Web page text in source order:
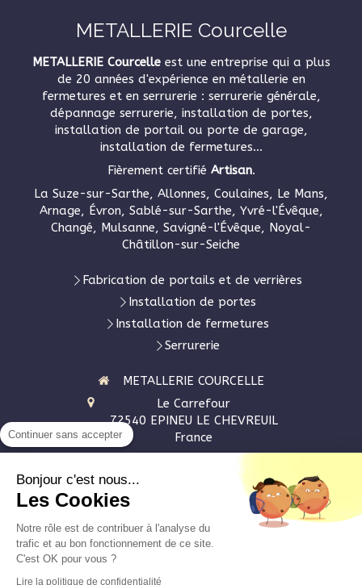
METALLERIE Courcelle
METALLERIE Courcelleest une entreprise qui a plus
de 20 années d'expérience en métallerie en
fermetures et en serrurerie : serrurerie générale,
dépannage serrurerie, installation de portes,
installation de portail ou porte de garage,
installation de fermetures...
Fièrement certifié Artisan.
La Suze-sur-Sarthe, Allonnes, Coulaines, Le Mans,
Arnage, Évron, Sablé-sur-Sarthe, Yvré-l'Évêque,
Changé, Mulsanne, Savigné-l'Évêque, Noyal-
Châtillon-sur-Seiche
Fabrication de portails et de verrières
Installation de portes
Installation de fermetures
Serrurerie
METALLERIE COURCELLE
Le Carrefour
72540 EPINEU LE CHEVREUIL
France
Afficher le téléphone
Plan du site
Continuer sans accepter
Bonjour c'est nous...
Les Cookies
Notre rôle est de contribuer à l'analyse du
trafic et au bon fonctionnement de ce site.
C'est OK pour vous ?
Lire la politique de confidentialité